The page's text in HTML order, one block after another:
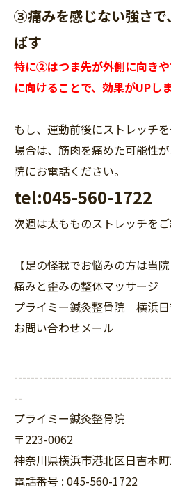
③痛みを感じない強さで
ばす
特に②はつま先が外側に向き
に向けることで、効果がUPしま
もし、運動前後にストレッチ
場合は、筋肉を痛めた可能性
院にお電話ください。
tel:045-560-1722
次週は太もものストレッチをご
【足の怪我でお悩みの方は当
痛みと歪みの整体マッサージ
プライミー鍼灸整骨院 横浜
お問い合わせメール
--
プライミー鍼灸整骨院
〒223-0062
神奈川県横浜市港北区日吉本
電話番号 : 045-560-1722